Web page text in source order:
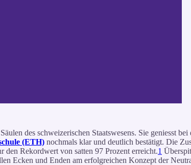
des schweizerischen Staatswesens. Sie geniesst
(ETH) nochmals klar und deutlich bestätigt. Die
den Rekordwert von satten 97 Prozent erreicht.1
Ecken und Enden am erfolgreichen Konzept der